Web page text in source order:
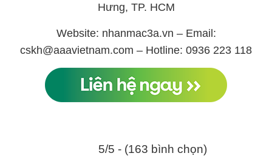
Hưng, TP. HCM
Website: nhanmac3a.vn – Email:
cskh@aaavietnam.com – Hotline: 0936 223 118
5/5 - (163 bình chọn)